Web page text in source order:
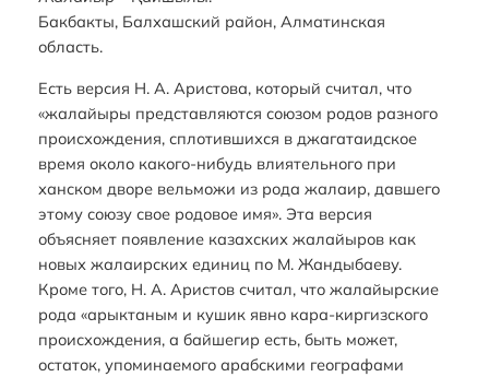
Бакбакты, Балхашский район, Алматинская
область.
Есть версия Н. А. Аристова, который считал, что
«жалайыры представляются союзом родов разного
происхождения, сплотившихся в джагатаидское
время около какого-нибудь влиятельного при
ханском дворе вельможи из рода жалаир, давшего
этому союзу свое родовое имя». Эта версия
объясняет появление казахских жалайыров как
новых жалаирских единиц по М. Жандыбаеву.
Кроме того, Н. А. Аристов считал, что жалайырские
рода «арыктаным и кушик явно кара-киргизского
происхождения, а байшегир есть, быть может,
остаток, упоминаемого арабскими географами